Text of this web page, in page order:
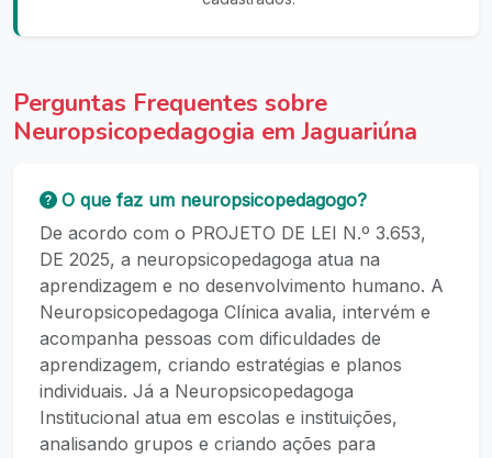
Perguntas Frequentes sobre
Neuropsicopedagogia em Jaguariúna
O que faz um neuropsicopedagogo?
De acordo com o PROJETO DE LEI N.º 3.653,
DE 2025, a neuropsicopedagoga atua na
aprendizagem e no desenvolvimento humano. A
Neuropsicopedagoga Clínica avalia, intervém e
acompanha pessoas com dificuldades de
aprendizagem, criando estratégias e planos
individuais. Já a Neuropsicopedagoga
Institucional atua em escolas e instituições,
analisando grupos e criando ações para